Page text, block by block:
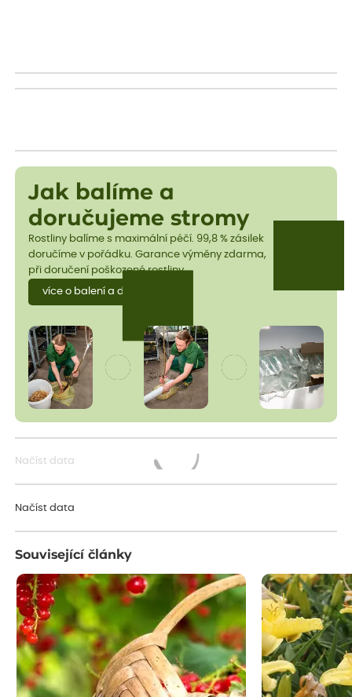
Jak balíme a
doručujeme stromy
Rostliny balíme s maximální péčí. 99,8 % zásilek
doručíme v pořádku. Garance výměny zdarma,
při doručení poškozené rostliny.
více o balení a dopravě
Načíst data
Načíst data
Související články